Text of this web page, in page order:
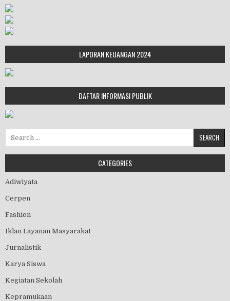
LAPORAN KEUANGAN 2024
DAFTAR INFORMASI PUBLIK
CATEGORIES
Adiwiyata
Cerpen
Fashion
Iklan Layanan Masyarakat
Jurnalistik
Karya Siswa
Kegiatan Sekolah
Kepramukaan